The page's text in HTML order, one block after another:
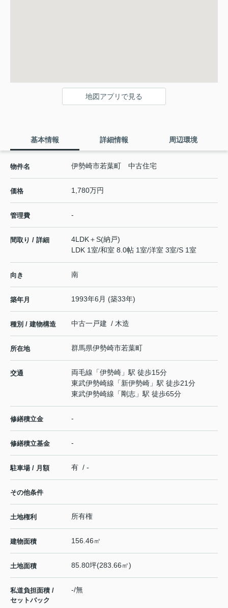
地図アプリで見る
基本情報 詳細情報 周辺環境
物件名 伊勢崎市若葉町 中古住宅
価格 1,780万円
管理費 -
間取り / 詳細
4LDK＋S(納戸)
LDK 1室/和室 8.0帖 1室/洋室 3室/S 1室
向き 南
築年月 1993年6月 (築33年)
種別 / 建物構造 中古一戸建 / 木造
所在地 群馬県伊勢崎市若葉町
交通 両毛線 「伊勢崎 」駅 徒歩15分
東武伊勢崎線 「新伊勢崎 」駅 徒歩21分
東武伊勢崎線 「剛志 」駅 徒歩65分
修繕積立金 -
修繕積立基金 -
駐車場 / 月額 有 / -
その他条件
土地権利 所有権
建物面積 156.46㎡
土地面積 85.80坪(283.66㎡)
私道負担面積 /
セットバック
-/無